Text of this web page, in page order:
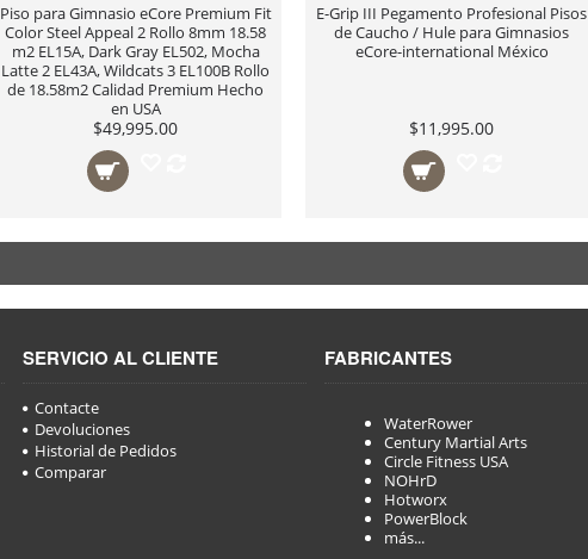
Piso para Gimnasio eCore Premium Fit
Color Steel Appeal 2 Rollo 8mm 18.58
m2 EL15A, Dark Gray EL502, Mocha
Latte 2 EL43A, Wildcats 3 EL100B Rollo
de 18.58m2 Calidad Premium Hecho
en USA
$49,995.00
E-Grip III Pegamento Profesional Pisos
de Caucho / Hule para Gimnasios
eCore-international México
$11,995.00
SERVICIO AL CLIENTE
Contacte
Devoluciones
Historial de Pedidos
Comparar
FABRICANTES
WaterRower
Century Martial Arts
Circle Fitness USA
NOHrD
Hotworx
PowerBlock
más...